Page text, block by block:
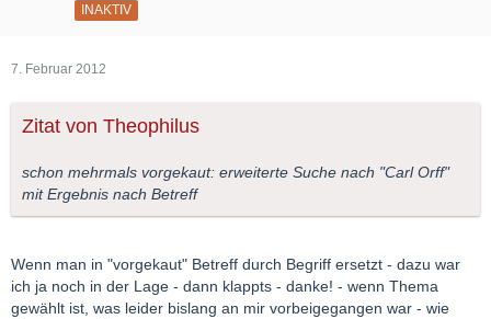
INAKTIV
7. Februar 2012
Zitat von Theophilus
schon mehrmals vorgekaut: erweiterte Suche nach "Carl Orff"
mit Ergebnis nach Betreff
Wenn man in "vorgekaut" Betreff durch Begriff ersetzt - dazu war
ich ja noch in der Lage - dann klappts - danke! - wenn Thema
gewählt ist, was leider bislang an mir vorbeigegangen war - wie